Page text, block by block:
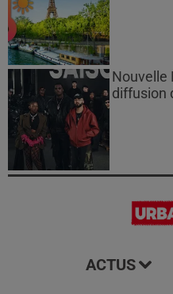
Nouvelle
diffusion
ACTUS